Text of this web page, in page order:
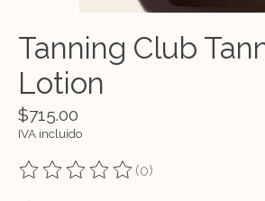
Tanning Club
Lotion
$715.00
IVA incluido
The rating of this product is
(0)